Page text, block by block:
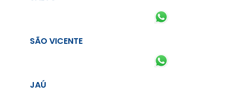
SÃO VICENTE
JAÚ